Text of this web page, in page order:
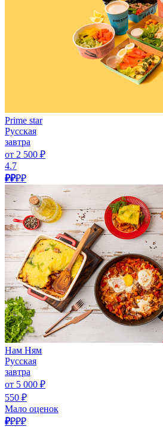
Prime star
Русская
завтра
от 2 500 ₽
4.7
₽₽₽₽
Нам Ням
Русская
завтра
от 5 000 ₽
550 ₽
Мало оценок
₽₽₽₽